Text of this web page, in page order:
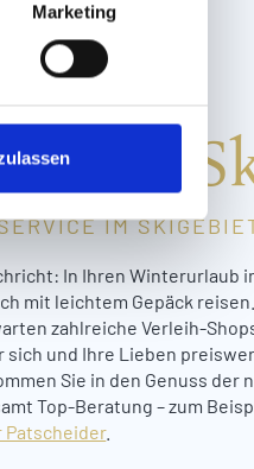
Marketing
&
IM
In Ihren Winterurlaub
mit leichtem Gepäck
zahlreiche Verleih-
sich und Ihre Lieben
Sie in den Genuss der
Top-Beratung – zum
.